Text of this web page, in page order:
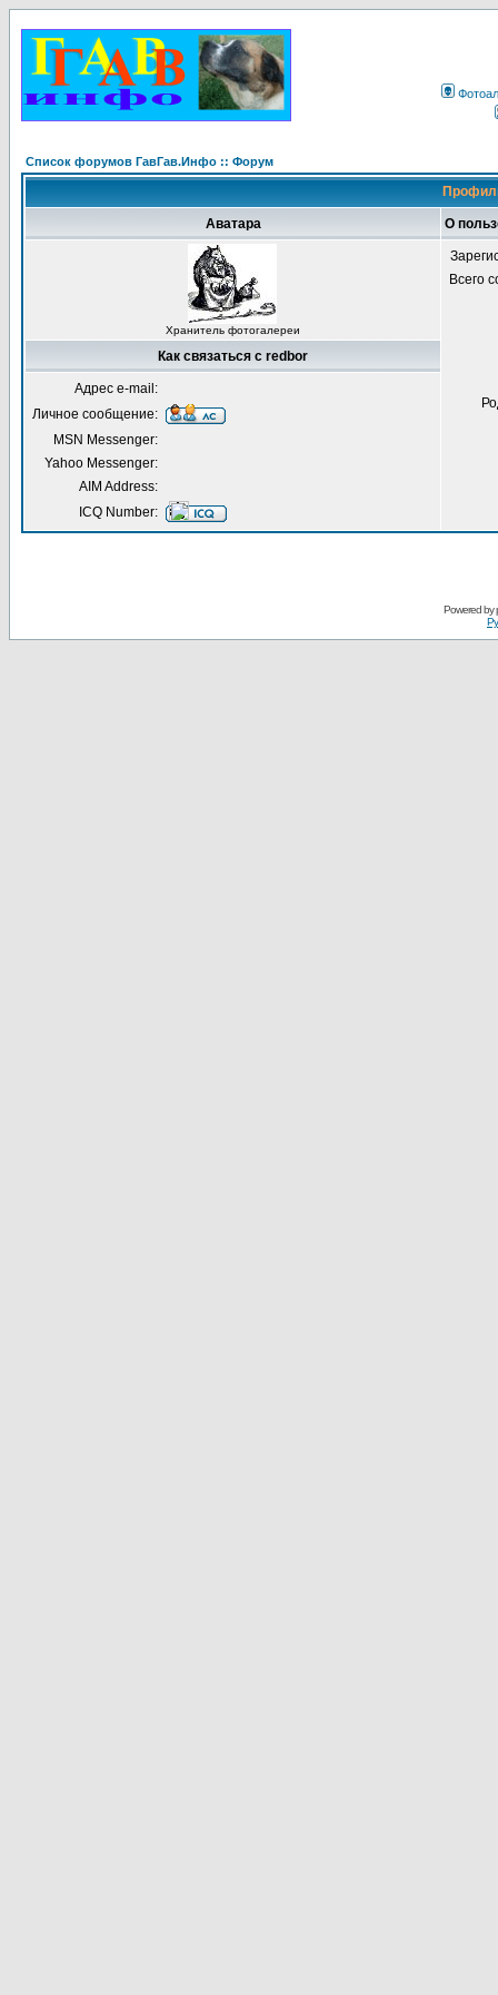
Список форумов ГавГав.Инфо :: Форум
Аватара О
Хранитель фотогалереи
Всего
Как связаться с redbor
Адрес e-mail:
Личное сообщение:
MSN Messenger:
Yahoo Messenger:
AIM Address:
ICQ Number:
Powered by